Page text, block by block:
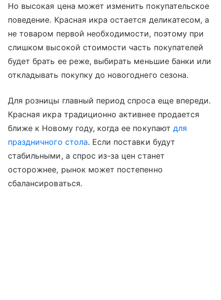
Но высокая цена может изменить покупательское
поведение. Красная икра остается деликатесом, а
не товаром первой необходимости, поэтому при
слишком высокой стоимости часть покупателей
будет брать ее реже, выбирать меньшие банки или
откладывать покупку до новогоднего сезона.
Для розницы главный период спроса еще впереди.
Красная икра традиционно активнее продается
ближе к Новому году, когда ее покупают для
праздничного стола. Если поставки будут
стабильными, а спрос из-за цен станет
осторожнее, рынок может постепенно
сбалансироваться.